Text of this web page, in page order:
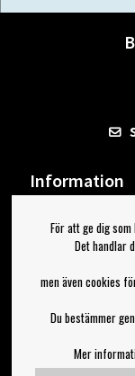
Information
Om Bengans
FAQ / Köp- &
Jag
För att ge dig
Det handlar
men även cookies
Du bestämmer
Mer